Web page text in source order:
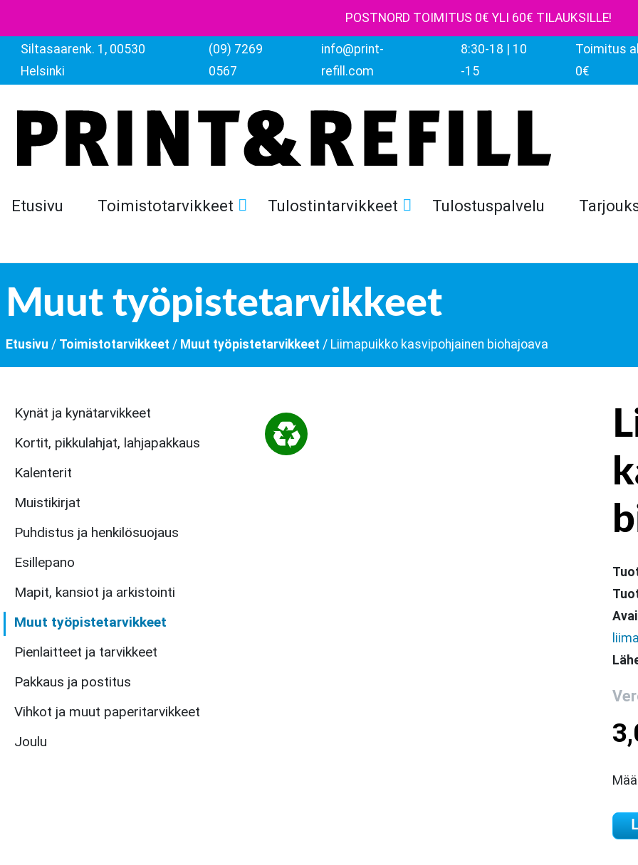
POSTNORD TOIMITUS 0€ YLI 60€ TILAUKSILLE!
Siltasaarenk. 1, 00530
Helsinki
(09) 7269
0567
info@print-
refill.com
8:30-18 | 10
-15
Toimitus
0€
Etusivu Toimistotarvikkeet Tulostintarvikkeet Tulostuspalvelu
Muut työpistetarvikkeet
Etusivu / Toimistotarvikkeet / Muut työpistetarvikkeet / Liimapuikko kasvipohjainen biohajoava
Esillepano
Joulu
Kalenterit
Kortit, pikkulahjat, lahjapakkaus
Kynät ja kynätarvikkeet
Mapit, kansiot ja arkistointi
Muistikirjat
Muut työpistetarvikkeet
Pakkaus ja postitus
Pienlaitteet ja tarvikkeet
Puhdistus ja henkilösuojaus
Vihkot ja muut paperitarvikkeet